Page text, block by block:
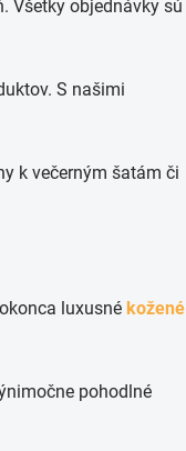
Všetky objednávky sú
S našimi
k večerným šatám či
luxusné kožené
pohodlné